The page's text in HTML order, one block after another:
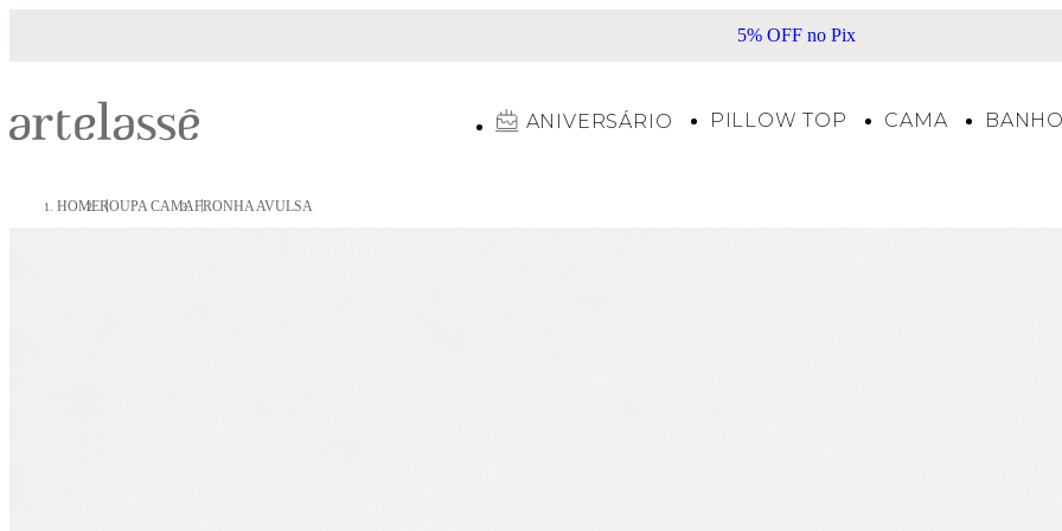
5% OFF no Pix
ANIVERSÁRIO PILLOW TOP CAMA BANHO
HOMEROUPA CAMAFRONHA AVULSA